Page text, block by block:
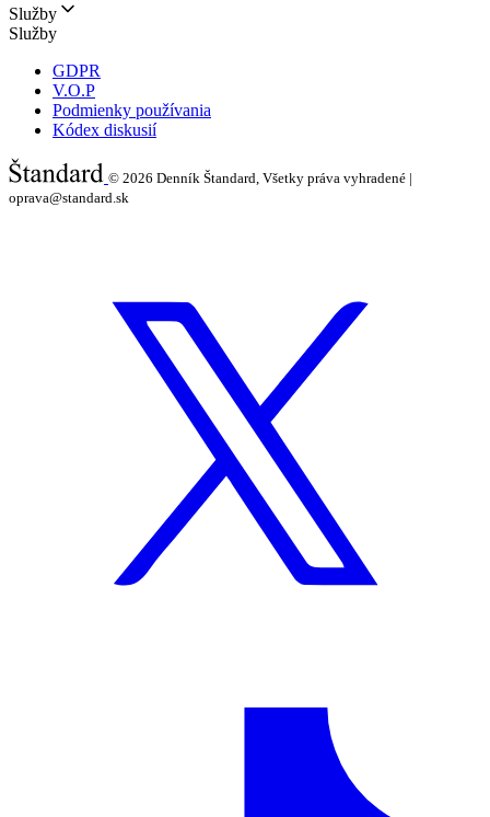
Služby
Služby
GDPR
V.O.P
Podmienky používania
Kódex diskusií
© 2026 Denník Štandard, Všetky práva vyhradené |
oprava@standard.sk